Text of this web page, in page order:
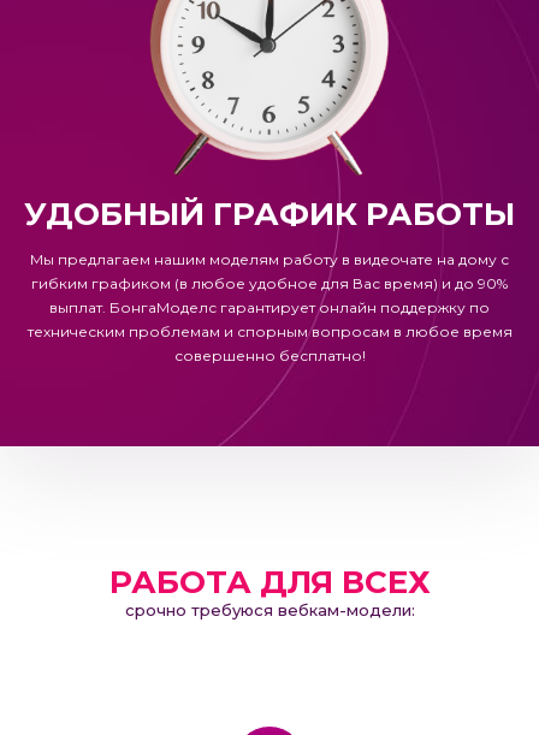
УДОБНЫЙ ГРАФИК РАБОТЫ
Мы предлагаем нашим моделям работу в видеочате на дому с
гибким графиком (в любое удобное для Вас время) и до 90%
выплат. БонгаМоделс гарантирует онлайн поддержку по
техническим проблемам и спорным вопросам в любое время
совершенно бесплатно!
РАБОТА ДЛЯ ВСЕХ
срочно требуюся вебкам-модели: